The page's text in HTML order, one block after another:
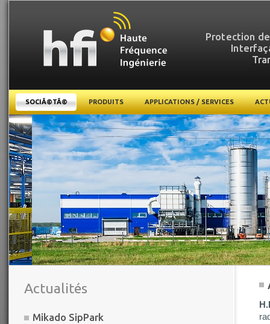
Protection
SOCIÃ©TÃ© PRODUITS APPLICATIONS / SERVICES
Actualités
Mikado SipPark